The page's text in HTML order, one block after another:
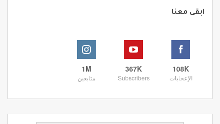
ابقى معنا
108K
الإعجابات
367K
Subscribers
1M
متابعين